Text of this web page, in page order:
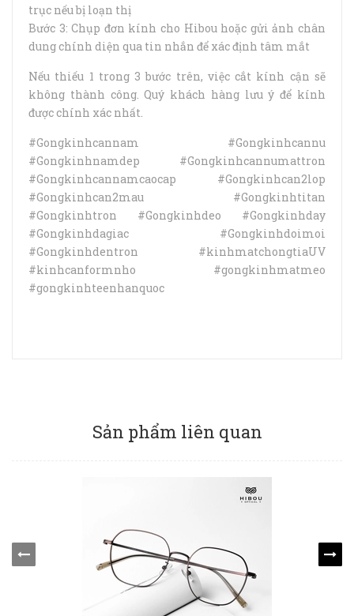
trục nếu bị loạn thị
Bước 3: Chụp đơn kính cho Hibou hoặc gửi ảnh chân
dung chính diện qua tin nhắn để xác định tâm mắt
Nếu thiếu 1 trong 3 bước trên, việc cắt kính cận sẽ
không thành công. Quý khách hàng lưu ý để kính
được chính xác nhất.
#Gongkinhcannam #Gongkinhcannu
#Gongkinhnamdep #Gongkinhcannumattron
#Gongkinhcannamcaocap #Gongkinhcan2lop
#Gongkinhcan2mau #Gongkinhtitan
#Gongkinhtron #Gongkinhdeo #Gongkinhday
#Gongkinhdagiac #Gongkinhdoimoi
#Gongkinhdentron #kinhmatchongtiaUV
#kinhcanformnho #gongkinhmatmeo
#gongkinhteenhanquoc
Sản phẩm liên quan